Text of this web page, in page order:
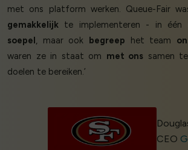
met ons platform werken. Queue-Fair
gemakkelijk te implementeren - in één
soepel , maar ook begreep het team
waren ze in staat om met ons samen
doelen te bereiken.’
CEO